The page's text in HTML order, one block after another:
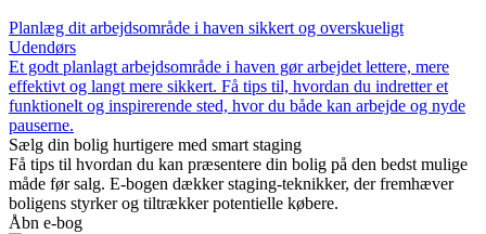
Planlæg dit arbejdsområde i haven sikkert og overskueligt
Udendørs
Et godt planlagt arbejdsområde i haven gør arbejdet lettere, mere
effektivt og langt mere sikkert. Få tips til, hvordan du indretter et
funktionelt og inspirerende sted, hvor du både kan arbejde og nyde
pauserne.
Sælg din bolig hurtigere med smart staging
Få tips til hvordan du kan præsentere din bolig på den bedst mulige
måde før salg. E-bogen dækker staging-teknikker, der fremhæver
boligens styrker og tiltrækker potentielle købere.
Åbn e-bog